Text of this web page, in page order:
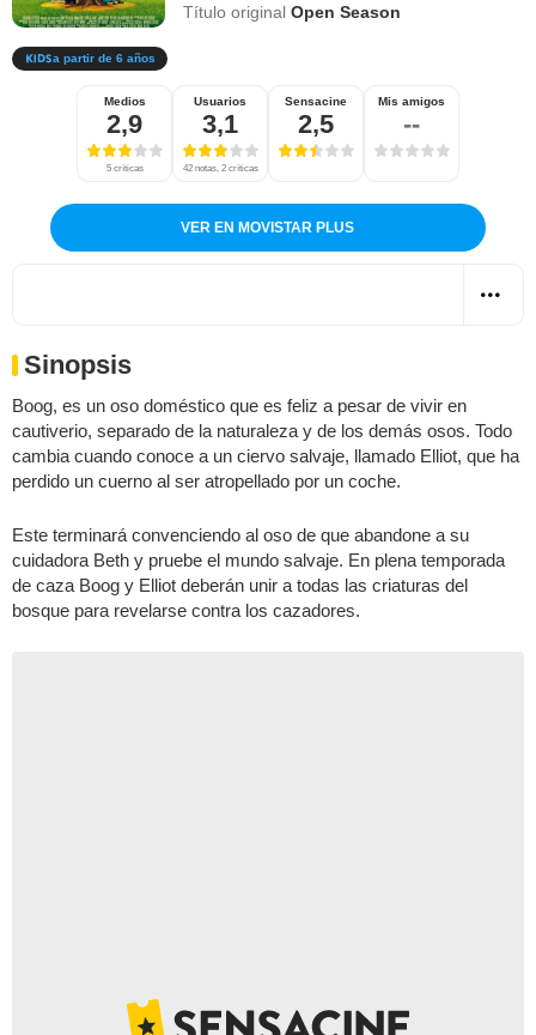
Título originalOpen Season
a partir de 6 años
Medios
2,9
5 críticas
Usuarios
3,1
42 notas, 2 críticas
Sensacine
2,5
Mis amigos
--
VER EN MOVISTAR PLUS
Sinopsis
Boog, es un oso doméstico que es feliz a pesar de vivir en
cautiverio, separado de la naturaleza y de los demás osos. Todo
cambia cuando conoce a un ciervo salvaje, llamado Elliot, que ha
perdido un cuerno al ser atropellado por un coche.
Este terminará convenciendo al oso de que abandone a su
cuidadora Beth y pruebe el mundo salvaje. En plena temporada
de caza Boog y Elliot deberán unir a todas las criaturas del
bosque para revelarse contra los cazadores.